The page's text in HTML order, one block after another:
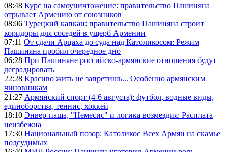
08:48 Курс на самоуничтожение: правительство Пашиняна
отрывает Армению от союзников
08:06 Турецкий капкан: правительство Пашиняна строит
коридоры для соседей в ущерб Армении
07:11 От сдачи Арцаха до суда над Католикосом: Режим
Пашиняна пробил очередное дно
06:28 При Пашиняне российско-армянские отношения будут
деградировать
22:28 Красиво жить не запретишь... Особенно армянским
чиновникам
21:27 Армянский спорт (4-6 августа): футбол, водные виды,
единоборства, теннис, хоккей
18:10 Энвер-паша, "Немесис" и логика возмездия: Расплата
неизбежна
17:30 Национальный позор: Католикос Всех Армян на скамье
подсудимых